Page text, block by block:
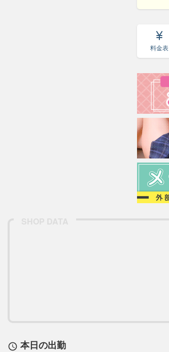
currency_yen
料金表
access_time 本日の出勤